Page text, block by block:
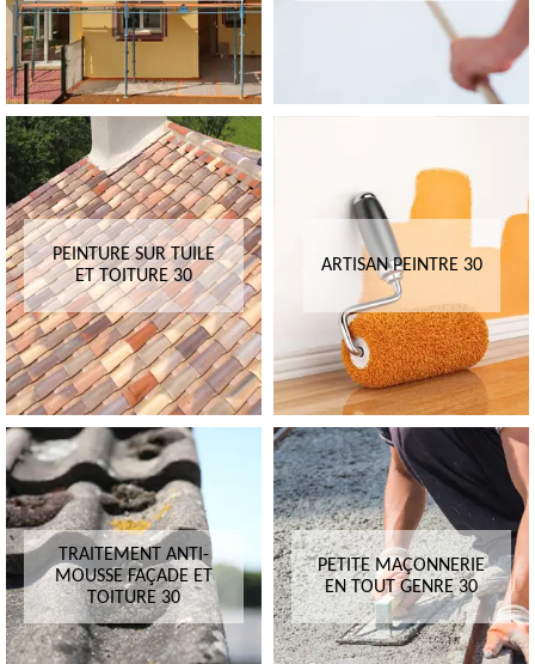
PEINTURE SUR TUILE
ET TOITURE 30
ARTISAN PEINTRE 30
TRAITEMENT ANTI-
MOUSSE FAÇADE ET
TOITURE 30
PETITE MAÇONNERIE
EN TOUT GENRE 30